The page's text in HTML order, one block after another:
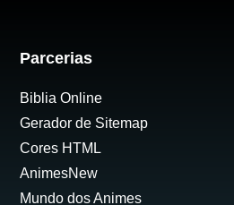
Parcerias
Biblia Online
Gerador de Sitemap
Cores HTML
AnimesNew
Mundo dos Animes